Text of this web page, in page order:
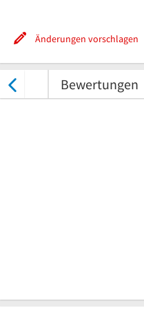
Änderungen vorschlagen
Bewertungen